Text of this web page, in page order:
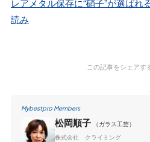
レアメタル保存に“硝子”が選ばれ
読み
この記事をシェアす
Mybestpro Members
松岡順子
（ガラス工芸）
株式会社 クライミング